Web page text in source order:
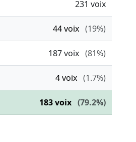
231 voix
44voix (19%)
187voix (81%)
4voix (1.7%)
183voix (79.2%)